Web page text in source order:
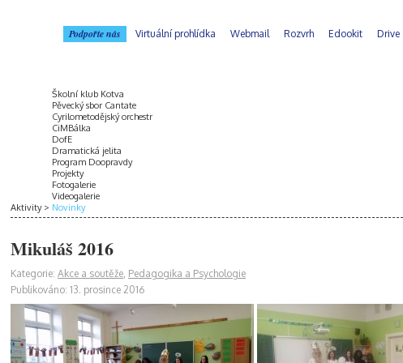
Podpořte nás Virtuální prohlídka Webmail Rozvrh Edookit Drive
Aktivity
Školní klub Kotva
Pěvecký sbor Cantate
Cyrilometodějský orchestr
CiMBálka
DofE
Dramatická jelita
Program Doopravdy
Projekty
Fotogalerie
Videogalerie
Novinky
Mikuláš 2016
Kategorie: Akce a soutěže, Pedagogika a Psychologie
Publikováno: 13. prosince 2016